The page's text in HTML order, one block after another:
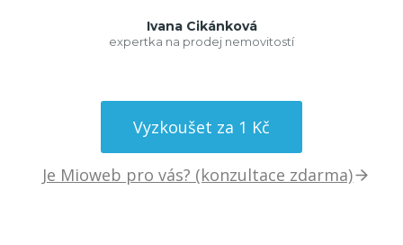
Ivana Cikánková
expertka na prodej nemovitostí
Vyzkoušet za 1 Kč
Je Mioweb pro vás? (konzultace zdarma)